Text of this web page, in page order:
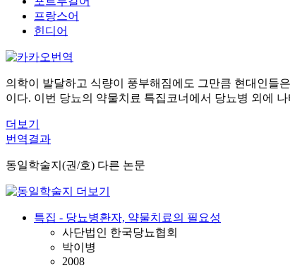
프랑스어
힌디어
의학이 발달하고 식량이 풍부해짐에도 그만큼 현대인들
이다. 이번 당뇨의 약물치료 특집코너에서 당뇨병 외에
더보기
번역결과
동일학술지(권/호) 다른 논문
특집 - 당뇨병환자, 약물치료의 필요성
사단법인 한국당뇨협회
박이병
2008